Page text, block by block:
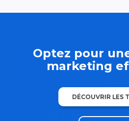
Optez pour
marketing
DÉCOUVRIR LES